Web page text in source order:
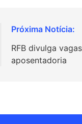
RFB divulga
aposentadoria